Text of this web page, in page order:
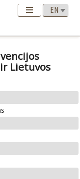
Lietuvos